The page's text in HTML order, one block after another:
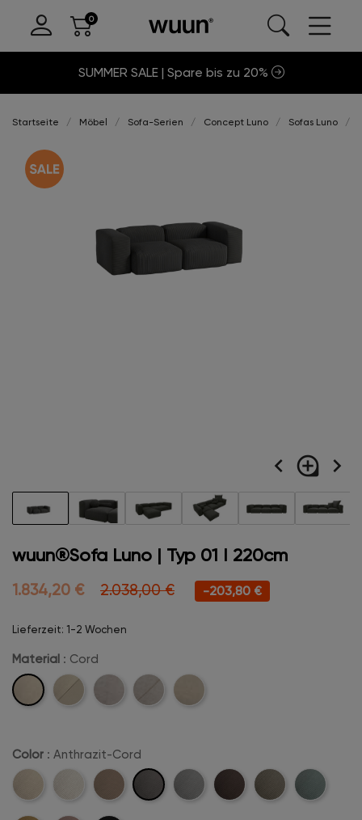
SUMMER SALE | Spare bis zu 20%
Startseite Möbel Sofa-Serien Concept Luno Sofas Luno
navigate_before loupe navigate_next
wuun®Sofa Luno | Typ 01 I 220cm
1.834,20 € 2.038,00 € -203,80 €
Lieferzeit: 1-2 Wochen
Material : Cord
Cord
Cord-
Velvet
Velvet- Boucle
Color : Anthrazit-Cord
Beige-
Creme-Sand-
Anthrazit-
Cord
Hellgrau-Dunkelbraun-
Khaki-
Mintgreen-